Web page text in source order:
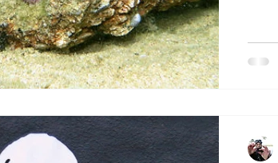
Dominica Schottland Jordanien